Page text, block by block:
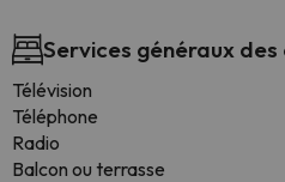
Services généraux des
Télévision
Téléphone
Radio
Balcon ou terrasse